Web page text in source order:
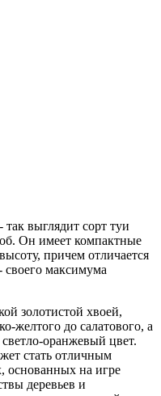
выглядит сорт туи
Он имеет компактные
причем отличается
максимума
золотистой хвоей,
желтого до салатового, а
оранжевый цвет.
стать отличным
основанных на игре
деревьев и